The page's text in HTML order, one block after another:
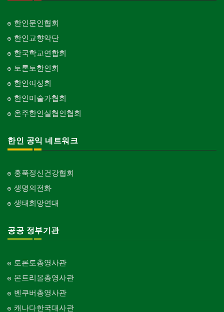
한인문인협회
한인교향악단
한국학교연합회
토론토한인회
한인여성회
한인미술가협회
온주한인실협인협회
한인 공익 네트워크
홍푹정신건강협회
생명의전화
생태희망연대
공공 정부기관
토론토총영사관
몬트리올총영사관
벤쿠버총영사관
캐나다한국대사관